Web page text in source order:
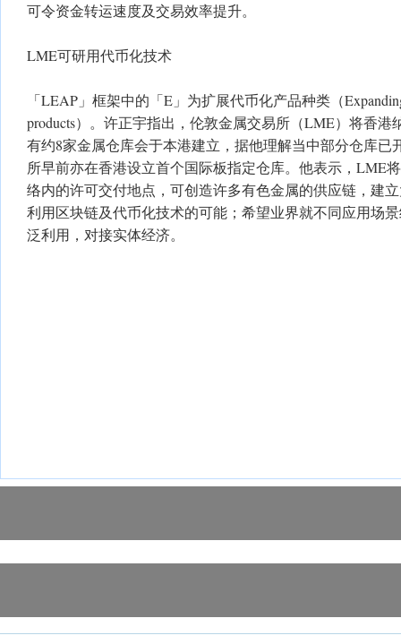
可令资金转运速度及交易效率提升。
LME可研用代币化技术
「LEAP」框架中的「E」为扩展代币化产品种类（
products）。许正宇指出，伦敦金属交易所（LME）将香港
有约8家金属仓库会于本港建立，据他理解当中部分仓库已
所早前亦在香港设立首个国际板指定仓库。他表示，LME
络内的许可交付地点，可创造许多有色金属的供应链，建
利用区块链及代币化技术的可能；希望业界就不同应用场
泛利用，对接实体经济。